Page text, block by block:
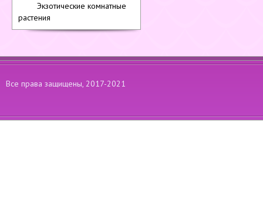
Экзотические комнатные
растения
Все права защищены, 2017-2021